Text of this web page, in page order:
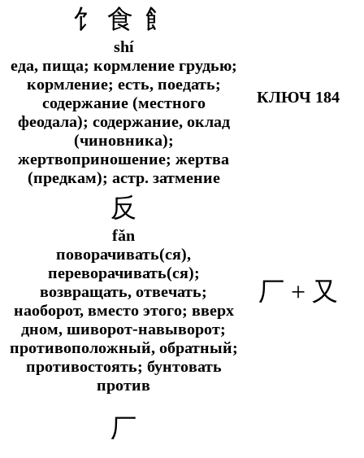
饣 食 飠
shí
еда, пища; кормление грудью;
кормление; есть, поедать;
содержание (местного
феодала); содержание, оклад
(чиновника);
жертвоприношение; жертва
(предкам); астр. затмение
КЛЮЧ 184
反
fǎn
поворачивать(ся),
переворачивать(ся);
возвращать, отвечать;
наоборот, вместо этого; вверх
дном, шиворот-навыворот;
противоположный, обратный;
противостоять; бунтовать
против
厂 + 又
厂